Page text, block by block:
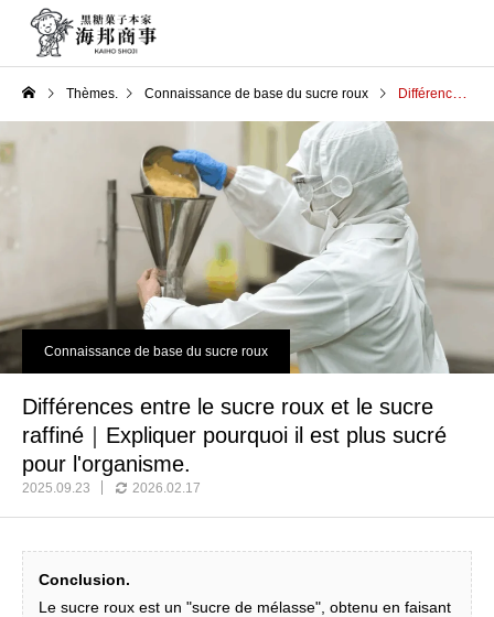
Thèmes. Connaissance de base du sucre roux Différences entre le sucre roux et le sucre raffiné｜Expliquer pourquoi il est plus sucré pour l'organisme.
Connaissance de base du sucre roux
Différences entre le sucre roux et le sucre
raffiné｜Expliquer pourquoi il est plus sucré
pour l'organisme.
2025.09.23 2026.02.17
Conclusion.
Le sucre roux est un "sucre de mélasse", obtenu en faisant